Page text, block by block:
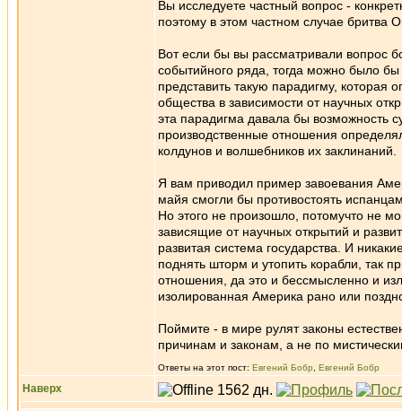
Вы исследуете частный вопрос -
поэтому в этом частном случае бритва
Вот если бы вы рассматривали вопрос
событийного ряда, тогда можно было
представить такую парадигму,
общества в зависимости от научных
эта парадигма давала бы возможность
производственные отношения
колдунов и волшебников их заклинаний.
Я вам приводил пример завоевания
майя смогли бы противостоять
Но этого не произошло, потомучто не
зависящие от научных открытий и
развитая система государства. И
поднять шторм и утопить корабли, так
отношения, да это и бессмысленно и
изолированная Америка рано или
Поймите - в мире рулят законы
причинам и законам, а не по
Ответы на этот пост: Евгений Бобр Евгений Бобр
Наверх